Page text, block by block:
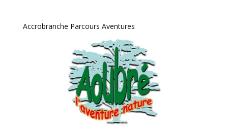
Possibilité d'organiser son anniversaire, soirée, et
Accrobranche Parcours Aventures